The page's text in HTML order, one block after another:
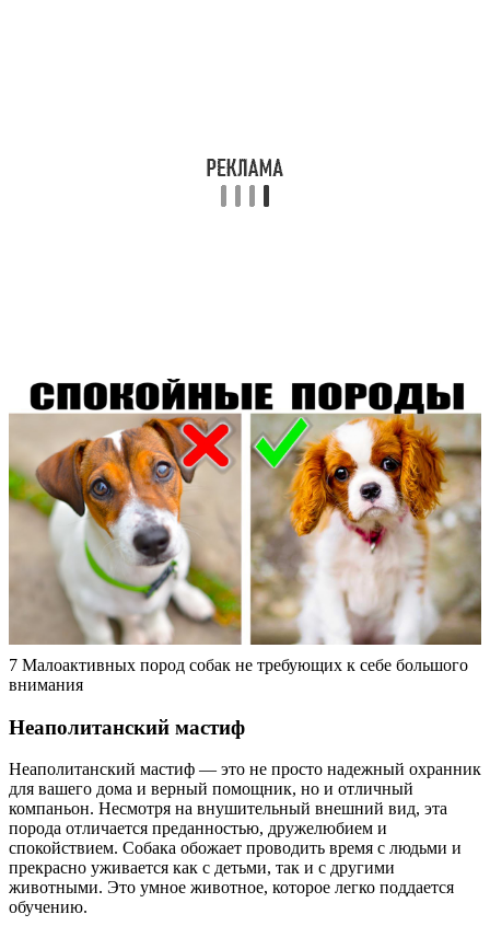
7 Малоактивных пород собак не требующих к себе большого
внимания
Неаполитанский мастиф
Неаполитанский мастиф — это не просто надежный охранник
для вашего дома и верный помощник, но и отличный
компаньон. Несмотря на внушительный внешний вид, эта
порода отличается преданностью, дружелюбием и
спокойствием. Собака обожает проводить время с людьми и
прекрасно уживается как с детьми, так и с другими
животными. Это умное животное, которое легко поддается
обучению.